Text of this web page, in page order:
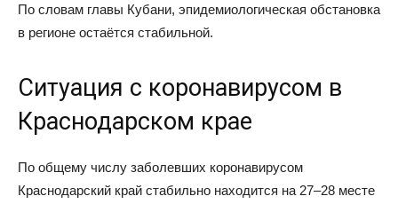
По словам главы Кубани, эпидемиологическая обстановка
в регионе остаётся стабильной.
Ситуация с коронавирусом в
Краснодарском крае
По общему числу заболевших коронавирусом
Краснодарский край стабильно находится на 27–28 месте